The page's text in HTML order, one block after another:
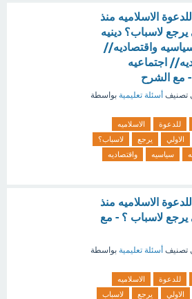
الاسلاميه منذ
يرجع لاسباب؟ دينيه
واقتصاديه//
اجتماعيه
- مع الشرح
تصنيف أسئلة تعليمية بواسطة
للدعوة
الاسلاميه
الاولي يرجع
لاسباب؟
سياسيه
واقتصاديه
الاسلاميه منذ
يرجع لاسباب ؟ - مع
تصنيف أسئلة تعليمية بواسطة
للدعوة
الاسلاميه
الاولي يرجع لاسباب